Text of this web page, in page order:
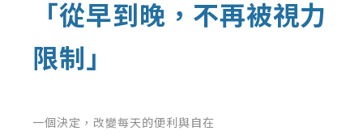
「從早到晚，不再被視力
限制」
一個決定，改變每天的便利與自在